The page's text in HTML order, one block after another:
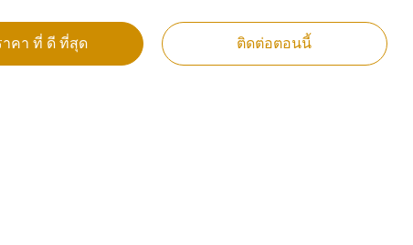
าคา ที่ ดี ที่สุด ติดต่อตอนนี้